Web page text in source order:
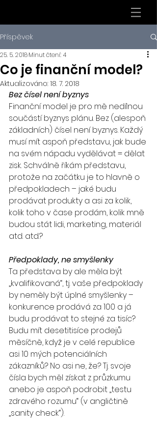
Příspěvek
Co je finanční model?
25. 5. 2018Minut čtení: 4
Aktualizováno: 18. 7. 2018
Bez čísel není byznys
Finanční model je pro mě nedílnou
součástí byznys plánu. Bez (alespoň
základních) čísel není byznys. Každý
musí mít aspoň představu, jak bude
na svém nápadu vydělávat = dělat
zisk. Schválně říkám představu,
protože na začátku je to hlavně o
předpokladech – jaké budu
prodávat produkty a asi za kolik,
kolik toho v čase prodám, kolik mně
budou stát lidi, marketing, materiál
atd. atd.?
Předpoklady, ne smyšlenky
Ta představa by ale měla být
„kvalifikovaná“, tj. vaše předpoklady
by neměly být úplné smyšlenky –
konkurence prodává za 100 a já
budu prodávat to stejné za tisíc?
Budu mít desetitisíce prodejů
měsíčně, když je v celé republice
asi 10 mých potenciálních
zákazníků? No asi ne, že? Tj. svoje
čísla bych měl získat z průzkumu
anebo je aspoň podrobit „testu
zdravého rozumu“ (v angličtině
„sanity check“).